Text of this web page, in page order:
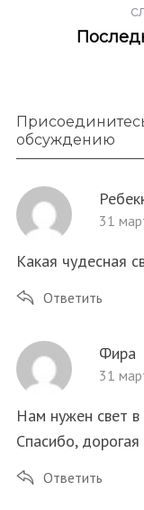
обсуждению
31
Какая чудесная
Ответить
Фира
31
Нам нужен свет
Спасибо,
Ответить